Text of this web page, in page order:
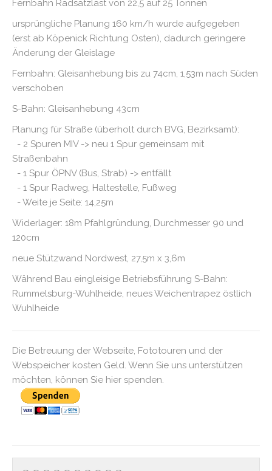
Fernbahn Radsatzlast von 22,5 auf 25 Tonnen
ursprüngliche Planung 160 km/h wurde aufgegeben
(erst ab Köpenick Richtung Osten), dadurch geringere
Änderung der Gleislage
Fernbahn: Gleisanhebung bis zu 74cm, 1,53m nach Süden
verschoben
S-Bahn: Gleisanhebung 43cm
Planung für Straße (überholt durch BVG, Bezirksamt):
- 2 Spuren MIV -> neu 1 Spur gemeinsam mit
Straßenbahn
- 1 Spur ÖPNV (Bus, Strab) -> entfällt
- 1 Spur Radweg, Haltestelle, Fußweg
- Weite je Seite: 14,25m
Widerlager: 18m Pfahlgründung, Durchmesser 90 und
120cm
neue Stützwand Nordwest, 27,5m x 3,6m
Während Bau eingleisige Betriebsführung S-Bahn:
Rummelsburg-Wuhlheide, neues Weichentrapez östlich
Wuhlheide
Die Betreuung der Webseite, Fototouren und der
Webspeicher kosten Geld. Wenn Sie uns unterstützen
möchten, können Sie hier spenden.